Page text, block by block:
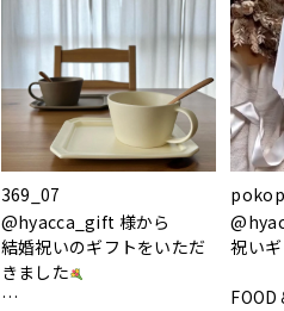
369_07
@hyacca_gift 様から
結婚祝いのギフトをいただ
きました
祝い
FOOD